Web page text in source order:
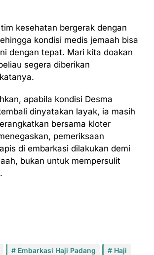
tim kesehatan bergerak dengan
kondisi medis jemaah bisa
dengan tepat. Mari kita doakan
segera diberikan
apabila kondisi Desma
dinyatakan layak, ia masih
bersama kloter
pemeriksaan
di embarkasi dilakukan demi
bukan untuk mempersulit
Embarkasi Haji Padang
Haji